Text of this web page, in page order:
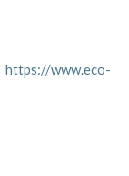
https://www.eco-